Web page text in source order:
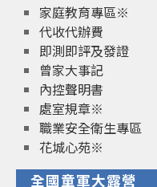
家庭教育專區※
代收代辦費
即測即評及發證
曾家大事記
內控聲明書
處室規章※
職業安全衛生專區
花城心苑※
全國童軍大露營